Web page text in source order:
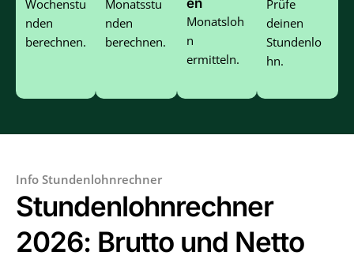
Wochenstu
nden
berechnen.
Monatsstu
nden
berechnen.
en
Monatsloh
n
ermitteln.
Prüfe
deinen
Stundenlo
hn.
Info Stundenlohnrechner
Stundenlohnrechner
2026: Brutto und Netto